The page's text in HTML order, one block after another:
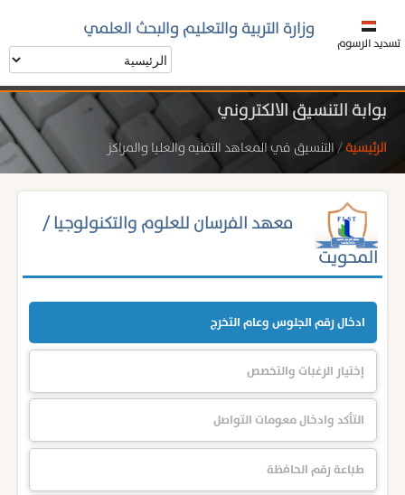
تسديد الرسوم
وزارة التربية والتعليم والبحث العلمي
بوابة التنسيق الالكتروني
الرئيسية/التنسيق في المعاهد التقنيه والعليا والمراكز
معهد الفرسان للعلوم والتكنولوجيا /
المحويت
ادخال رقم الجلوس وعام التخرج
إختيار الرغبات والتخصص
التأكد وادخال معومات التواصل
طباعة رقم الحافظة